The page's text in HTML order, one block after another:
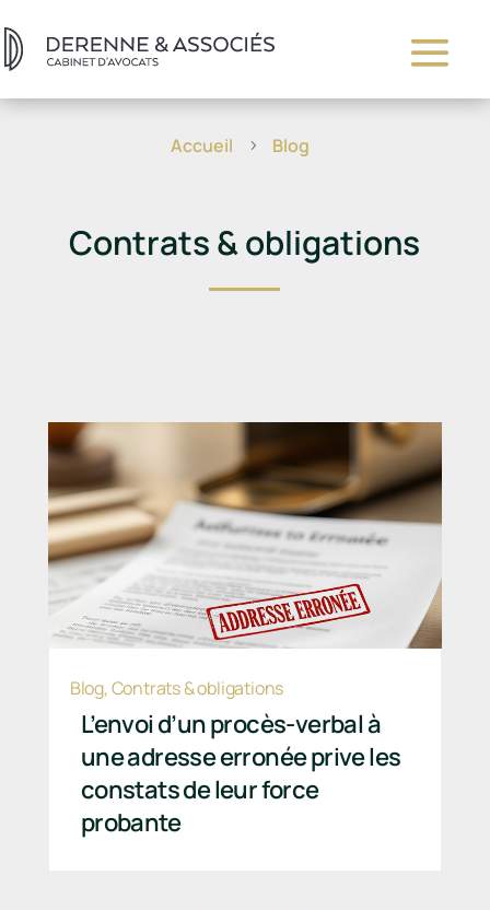
Accueil 5 Blog
Contrats & obligations
L’envoi d’un procès-verbal à
une adresse erronée prive les
constats de leur force
probante
Blog,Contrats & obligations